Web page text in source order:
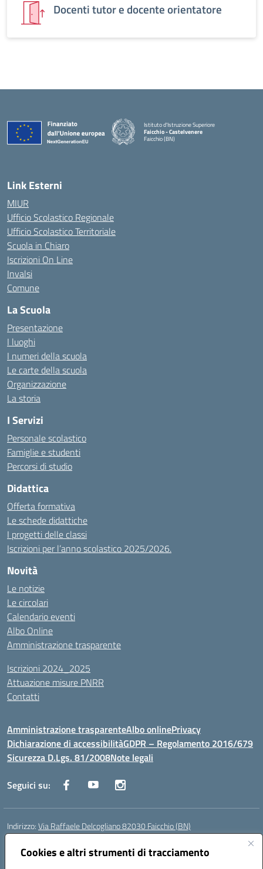
Cookies e altri strumenti di tracciamento
Docenti tutor e docente orientatore
Istituto d'Istruzione Superiore
Faicchio - Castelvenere
Faicchio (BN)
Link Esterni
MIUR
Ufficio Scolastico Regionale
Ufficio Scolastico Territoriale
Scuola in Chiaro
Iscrizioni On Line
Invalsi
Comune
La Scuola
Presentazione
I luoghi
I numeri della scuola
Le carte della scuola
Organizzazione
La storia
I Servizi
Personale scolastico
Famiglie e studenti
Percorsi di studio
Didattica
Offerta formativa
Le schede didattiche
I progetti delle classi
Iscrizioni per l’anno scolastico 2025/2026.
Novità
Le notizie
Le circolari
Calendario eventi
Albo Online
Amministrazione trasparente
Iscrizioni 2024_2025
Attuazione misure PNRR
Contatti
Amministrazione trasparenteAlbo onlinePrivacy
Dichiarazione di accessibilitàGDPR – Regolamento 2016/679
Sicurezza D.Lgs. 81/2008Note legali
Seguici su:
Indirizzo:Via Raffaele Delcogliano 82030 Faicchio (BN)
Centralino:
Posta elettronica certificata (PEC):bnis02300v@pec.istruzione.it